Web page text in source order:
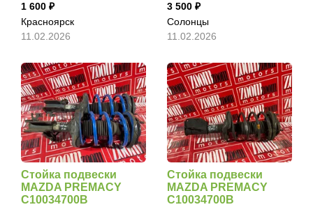
1 600
Красноярск
11.02.2026
3 500
Солонцы
11.02.2026
Стойка подвески
MAZDA PREMACY
C10034700B
Стойка подвески
MAZDA PREMACY
C10034700B